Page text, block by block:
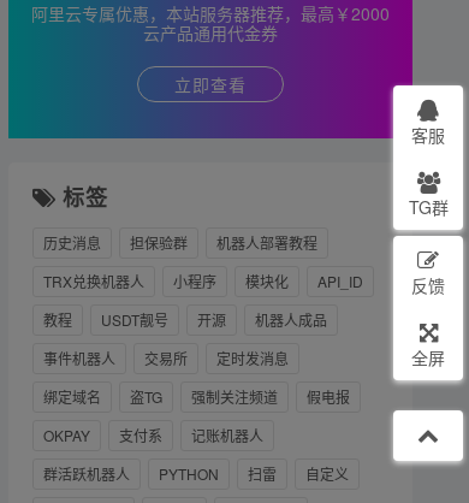
阿里云专属优惠，本站服务器推荐，最高￥2000
云产品通用代金券
立即查看
标签
历史消息 担保验群
机器人部署教程
TRX兑换机器人
小程序 模块化
API_ID
教程
USDT靓号 开源
机器人成品
事件机器人
交易所
定时发消息
绑定域名
盗TG 强制关注频道
假电报
OKPAY
支付系
记账机器人
群活跃机器人
PYTHON 扫雷
自定义
客服
TG群
反馈
全屏